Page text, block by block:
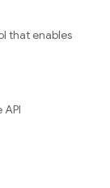
that enables